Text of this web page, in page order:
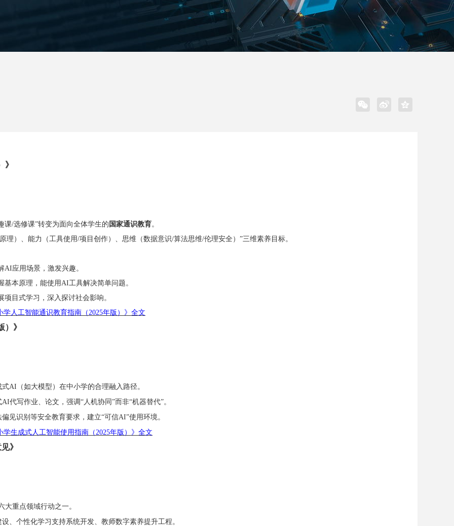
课/选修课”转变为面向全体学生的 国家通识教育。
理）、能力（工具使用/项目创作）、思维（数据意识/算法思维/伦理安全）”三维素养目标。
AI应用场景，激发兴趣。
基本原理，能使用AI工具解决简单问题。
项目式学习，深入探讨社会影响。
学人工智能通识教育指南（2025年版）》全文
》
式AI（如大模型）在中小学的合理融入路径。
AI代写作业、论文，强调“人机协同”而非“机器替代”。
见识别等安全教育要求，建立“可信AI”使用环境。
学生成式人工智能使用指南（2025年版）》全文
》
大重点领域行动之一。
、个性化学习支持系统开发、教师数字素养提升工程。